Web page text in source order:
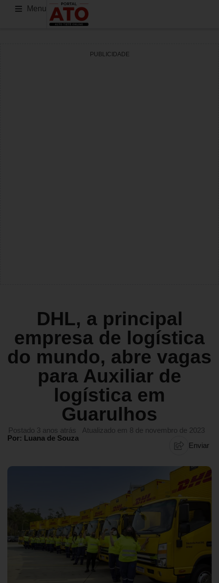
Menu
PUBLICIDADE
DHL, a principal
empresa de logística
do mundo, abre vagas
para Auxiliar de
logística em
Guarulhos
Postado 3 anos atrás
Atualizado em 8 de novembro de 2023
Por: Luana de Souza
Enviar